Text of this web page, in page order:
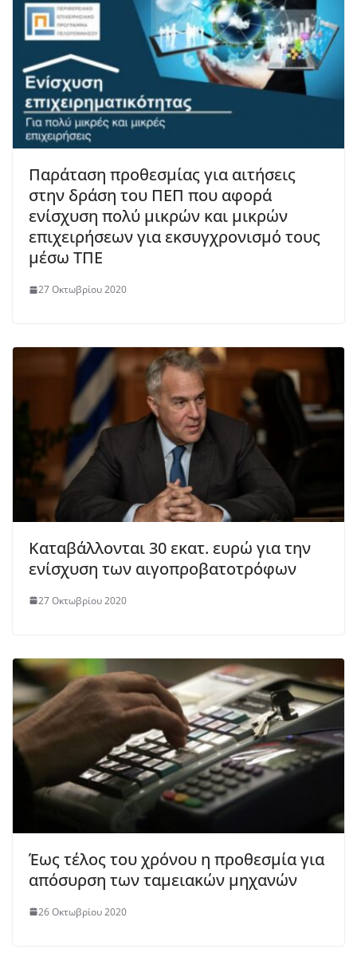
Παράταση προθεσμίας για αιτήσεις
στην δράση του ΠΕΠ που αφορά
ενίσχυση πολύ μικρών και μικρών
επιχειρήσεων για εκσυγχρονισμό τους
μέσω ΤΠΕ
27 Οκτωβρίου 2020
Καταβάλλονται 30 εκατ. ευρώ για την
ενίσχυση των αιγοπροβατοτρόφων
27 Οκτωβρίου 2020
Έως τέλος του χρόνου η προθεσμία για
απόσυρση των ταμειακών μηχανών
26 Οκτωβρίου 2020